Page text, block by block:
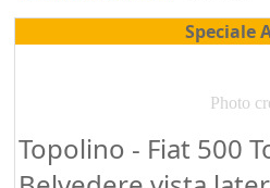
Speciale
Photo
Topolino - Fiat 500